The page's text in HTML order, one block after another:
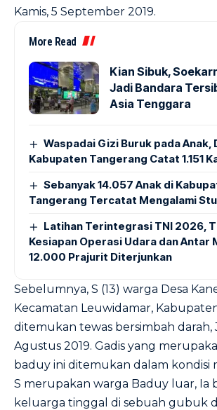
Kamis, 5 September 2019.
More Read
Kian Sibuk,
Jadi Bandara
Asia Tenggara
Waspadai Gizi Buruk pada Anak,
Kabupaten Tangerang Catat 1.151
Sebanyak 14.057 Anak di
Tangerang Tercatat Mengalami
Latihan Terintegrasi TNI 2026,
Kesiapan Operasi Udara dan Antar
12.000 Prajurit Diterjunkan
Sebelumnya, S (13) warga Desa
Kecamatan Leuwidamar,
ditemukan tewas bersimbah darah,
Agustus 2019. Gadis yang
baduy ini ditemukan dalam kondisi
S merupakan warga Baduy luar, Ia
keluarga tinggal di sebuah gubuk